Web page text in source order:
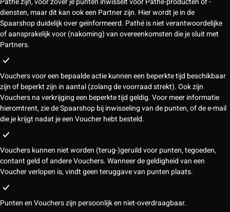
diensten, maar dit kan ook een Partner zijn. Hier wordt je in de
Spaarshop duidelijk over geïnformeerd. Pathé is niet verantwoordelijke
of aansprakelijk voor (nakoming) van overeenkomsten die je sluit met
Partners.
Vouchers voor een bepaalde actie kunnen een beperkte tijd beschikbaar
zijn of beperkt zijn in aantal (zolang de voorraad strekt). Ook zijn
Vouchers na verkrijging een beperkte tijd geldig. Voor meer informatie
hieromtrent, zie de Spaarshop bij inwisseling van de punten, of de e-mail
die je krijgt nadat je een Voucher hebt besteld.
Vouchers kunnen niet worden (terug-)geruild voor punten, tegoeden,
contant geld of andere Vouchers. Wanneer de geldigheid van een
Voucher verlopen is, vindt geen teruggave van punten plaats.
Punten en Vouchers zijn persoonlijk en niet-overdraagbaar.